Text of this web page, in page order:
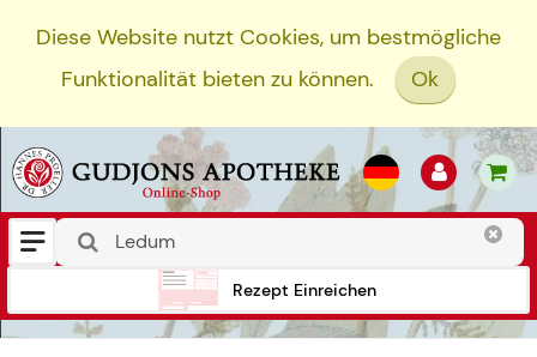
Diese Website nutzt Cookies, um bestmögliche
Funktionalität bieten zu können.
Ok
Rezept Einreichen